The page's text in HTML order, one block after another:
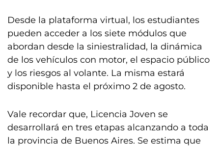
Desde la plataforma virtual, los estudiantes
pueden acceder a los siete módulos que
abordan desde la siniestralidad, la dinámica
de los vehículos con motor, el espacio público
y los riesgos al volante. La misma estará
disponible hasta el próximo 2 de agosto.
Vale recordar que, Licencia Joven se
desarrollará en tres etapas alcanzando a toda
la provincia de Buenos Aires. Se estima que